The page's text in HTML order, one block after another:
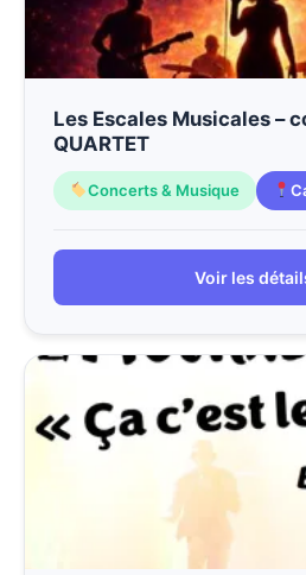
Les Escales Musicales –
QUARTET
Concerts & Musique
Voir les